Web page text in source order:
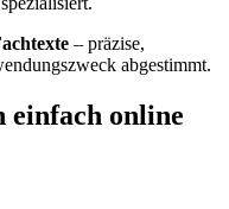
– präzise,
abgestimmt.
einfach online